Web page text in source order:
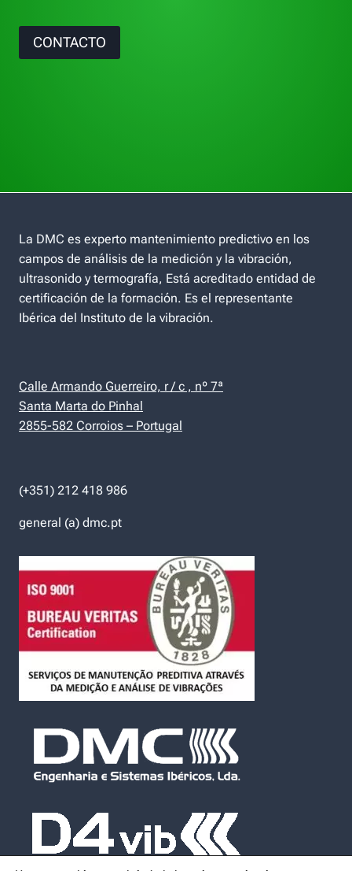
CONTACTO
La DMC es experto mantenimiento predictivo en los
campos de análisis de la medición y la vibración,
ultrasonido y termografía, Está acreditado entidad de
certificación de la formación. Es el representante
Ibérica del Instituto de la vibración.
Calle Armando Guerreiro, r / c , nº 7ª
Santa Marta do Pinhal
2855-582 Corroios – Portugal
(+351) 212 418 986
general (a) dmc.pt